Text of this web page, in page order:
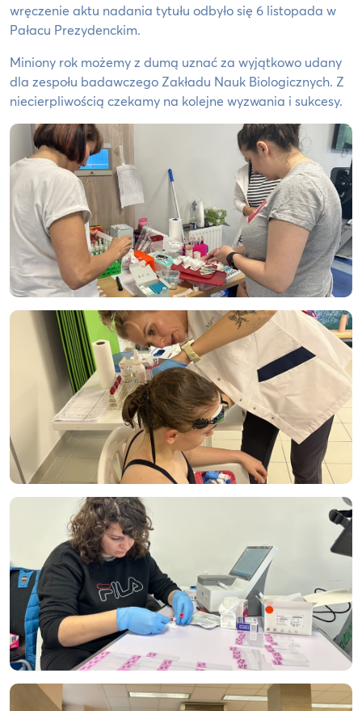
wręczenie aktu nadania tytułu odbyło się 6 listopada w
Pałacu Prezydenckim.
Miniony rok możemy z dumą uznać za wyjątkowo udany
dla zespołu badawczego Zakładu Nauk Biologicznych. Z
niecierpliwością czekamy na kolejne wyzwania i sukcesy.